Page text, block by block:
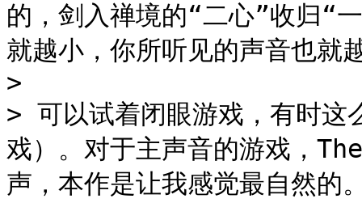
的，剑入禅境的“二心”收归“
就越小，你所听见的声音也就
>
> 可以试着闭眼游戏，有时这
戏）。对于主声音的游戏，
声，本作是让我感觉最自然的